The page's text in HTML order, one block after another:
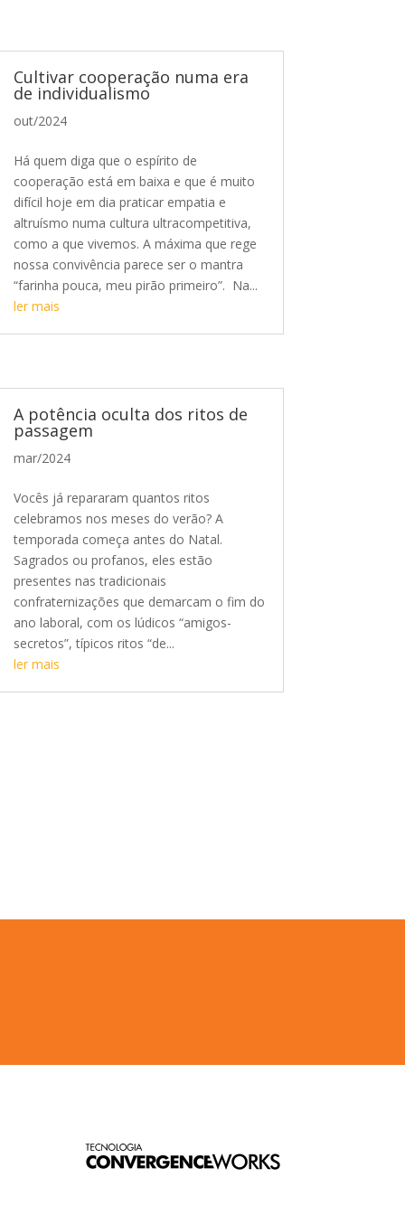
Cultivar cooperação numa era
de individualismo
out/2024
Há quem diga que o espírito de
cooperação está em baixa e que é muito
difícil hoje em dia praticar empatia e
altruísmo numa cultura ultracompetitiva,
como a que vivemos. A máxima que rege
nossa convivência parece ser o mantra
“farinha pouca, meu pirão primeiro”. Na...
ler mais
A potência oculta dos ritos de
passagem
mar/2024
Vocês já repararam quantos ritos
celebramos nos meses do verão? A
temporada começa antes do Natal.
Sagrados ou profanos, eles estão
presentes nas tradicionais
confraternizações que demarcam o fim do
ano laboral, com os lúdicos “amigos-
secretos”, típicos ritos “de...
ler mais